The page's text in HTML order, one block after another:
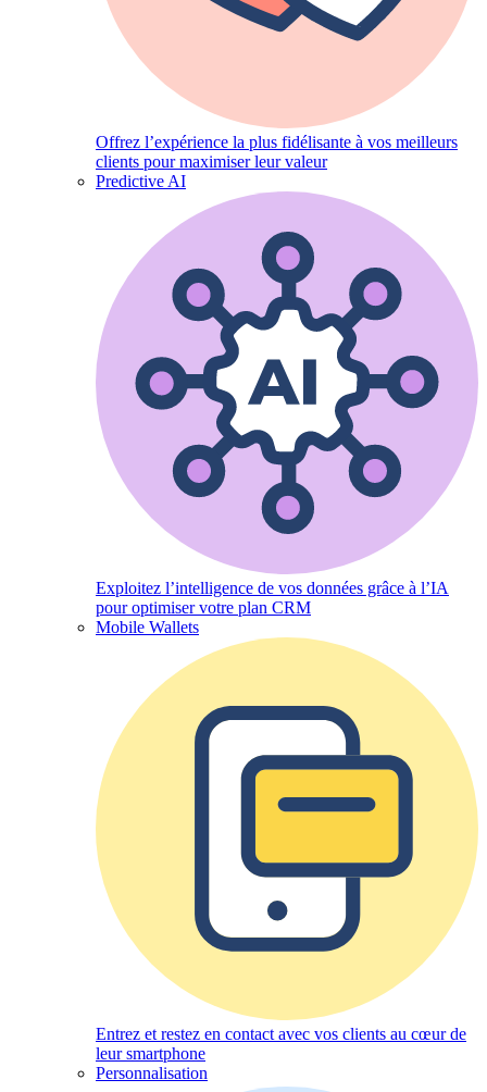
Offrez l’expérience la plus fidélisante à vos meilleurs
clients pour maximiser leur valeur
Predictive AI
Exploitez l’intelligence de vos données grâce à l’IA
pour optimiser votre plan CRM
Mobile Wallets
Entrez et restez en contact avec vos clients au cœur de
leur smartphone
Personnalisation